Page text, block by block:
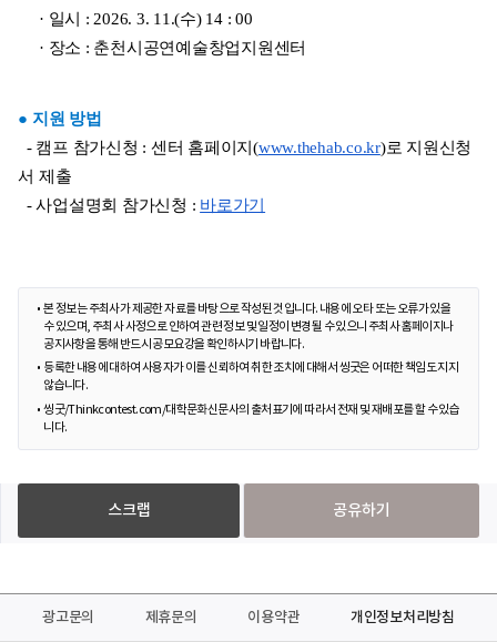
· 일시 : 2026. 3. 11.(수) 14 : 00
· 장소 : 춘천시공연예술창업지원센터
● 지원 방법
- 캠프 참가신청 : 센터 홈페이지(www.thehab.co.kr)로 지원신청
서 제출
- 사업설명회 참가신청 : 바로가기
본 정보는 주최사가 제공한 자료를 바탕으로 작성된 것입니다. 내용에 오타 또는 오류가 있을
수 있으며, 주최사 사정으로 인하여 관련 정보 및 일정이 변경될 수 있으니 주최사 홈페이지나
공지사항을 통해 반드시 공모요강을 확인하시기 바랍니다.
등록한 내용에 대하여 사용자가 이를 신뢰하여 취한 조치에 대해서 씽굿은 어떠한 책임도 지지
않습니다.
씽굿/Thinkcontest.com/대학문화신문사의 출처표기에 따라서 전재 및 재배포를 할 수 있습
니다.
스크랩 공유하기
광고문의 제휴문의 이용약관 개인정보처리방침